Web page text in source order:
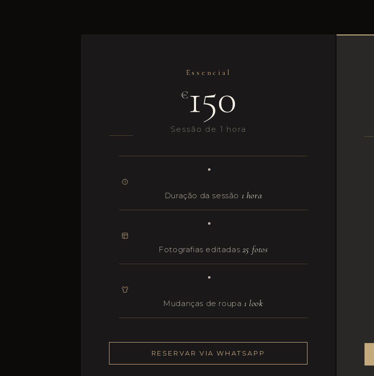
Essencial
€150
Sessão de 1 hora
Duração da sessão 1 hora
Fotografias editadas 25 fotos
Mudanças de roupa1 look
RESERVAR VIA WHATSAPP